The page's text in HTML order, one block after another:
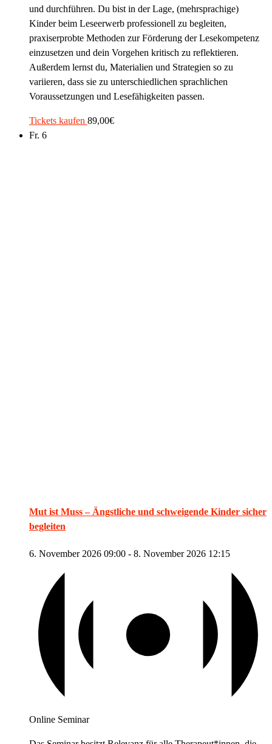
und durchführen. Du bist in der Lage, (mehrsprachige)
Kinder beim Leseerwerb professionell zu begleiten,
praxiserprobte Methoden zur Förderung der Lesekompetenz
einzusetzen und dein Vorgehen kritisch zu reflektieren.
Außerdem lernst du, Materialien und Strategien so zu
variieren, dass sie zu unterschiedlichen sprachlichen
Voraussetzungen und Lesefähigkeiten passen.
Tickets kaufen 89,00€
Fr. 6
Mut ist Muss – Ängstliche und schweigende Kinder sicher
begleiten
6. November 2026 09:00 - 8. November 2026 12:15
Online Seminar